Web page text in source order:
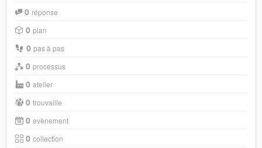
0 réponse
0 plan
0 pas à pas
0 processus
0 atelier
0 trouvaille
0 evènement
0 collection